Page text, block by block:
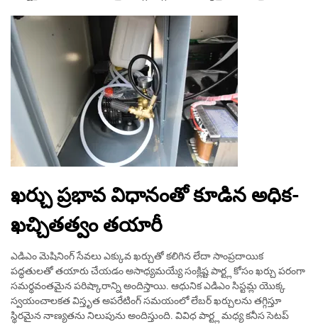
ఖర్చు ప్రభావ విధానంతో కూడిన అధిక-
ఖచ్చితత్వం తయారీ
ఎడిఎం మెషినింగ్ సేవలు ఎక్కువ ఖర్చుతో కలిగిన లేదా సాంప్రదాయిక
పద్ధతులతో తయారు చేయడం అసాధ్యమయ్యే సంక్లిష్ట పార్ట్ల కోసం ఖర్చు పరంగా
సమర్థవంతమైన పరిష్కారాన్ని అందిస్తాయి. ఆధునిక ఎడిఎం సిస్టమ్ల యొక్క
స్వయంచాలకత విస్తృత అపరేటింగ్ సమయంలో లేబర్ ఖర్చులను తగ్గిస్తూ
స్థిరమైన నాణ్యతను నిలుపును అందిస్తుంది. వివిధ పార్ట్ల మధ్య కనీస సెటప్